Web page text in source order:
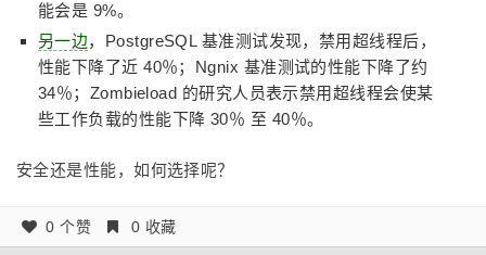
能会是 9%。
另一边，PostgreSQL 基准测试发现，禁用超线程后，
性能下降了近 40％；Ngnix 基准测试的性能下降了约
34％；Zombieload 的研究人员表示禁用超线程会使某
些工作负载的性能下降 30％ 至 40％。
安全还是性能，如何选择呢？
0 个赞 0 收藏